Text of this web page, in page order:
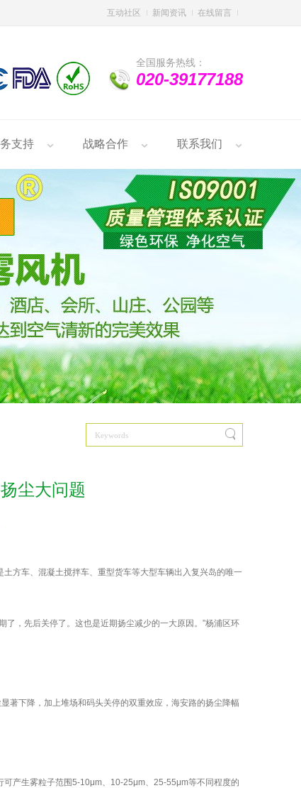
互动社区 新闻资讯 在线留言
全国服务热线：
020-39177188
支持 战略合作 联系我们
尘大问题
方车、混凝土搅拌车、重型货车等大型车辆出入复兴岛的唯一
，先后关停了。这也是近期扬尘减少的一大原因。”杨浦区环
著下降，加上堆场和码头关停的双重效应，海安路的扬尘降幅
产生雾粒子范围5-10μm、 10-25μm、 25-55μm等不同程度的